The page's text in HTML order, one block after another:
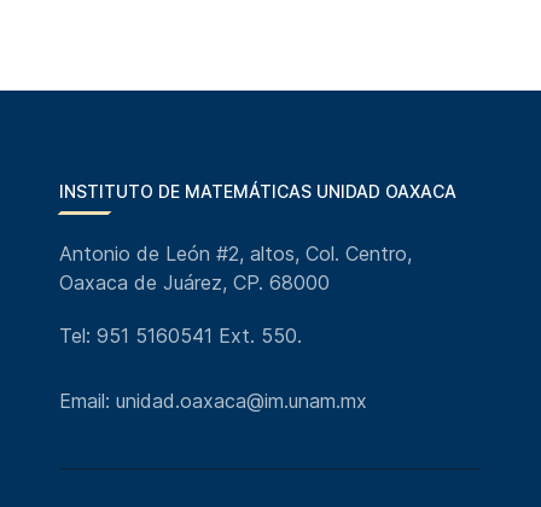
INSTITUTO DE MATEMÁTICAS UNIDAD OAXACA
Antonio de León #2, altos, Col. Centro,
Oaxaca de Juárez, CP. 68000
Tel: 951 5160541 Ext. 550.
Email: unidad.oaxaca@im.unam.mx